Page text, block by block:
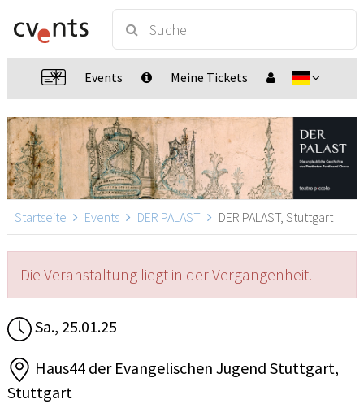
Events Meine Tickets
Startseite Events DER PALAST DER PALAST, Stuttgart
Die Veranstaltung liegt in der Vergangenheit.
Sa., 25.01.25
Haus44 der Evangelischen Jugend Stuttgart,
Stuttgart